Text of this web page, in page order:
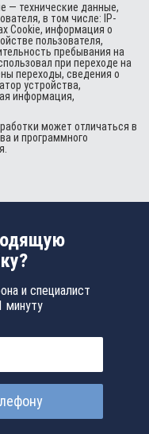
— технические данные,
в том числе: IP-
Cookie, информация о
пользователя,
пребывания на
при переходе на
переходы, сведения о
устройства,
информация,
может отличаться в
и программного
и специалист
минуту